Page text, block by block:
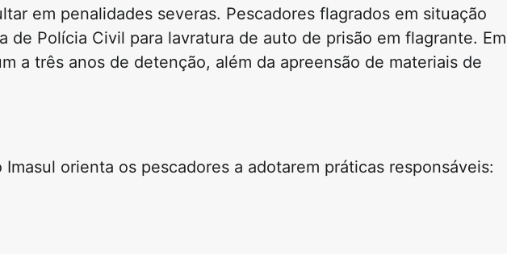
em penalidades severas. Pescadores flagrados em situação
de Polícia Civil para lavratura de auto de prisão em flagrante. Em
a três anos de detenção, além da apreensão de materiais de
orienta os pescadores a adotarem práticas responsáveis: